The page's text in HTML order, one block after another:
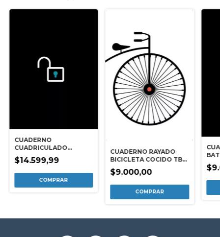
CUADERNO
CUADRICULADO
DESBLOQ TD A4
$14.599,99
CUADERNO RAYADO
BICICLETA COCIDO TB
A5
$9.000,00